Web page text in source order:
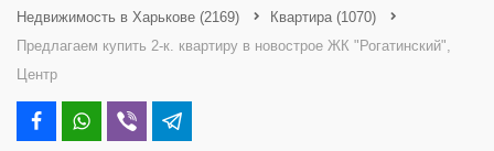
Недвижимость в Харькове (2169) Квартира (1070)
Предлагаем купить 2-к. квартиру в новострое ЖК "Рогатинский",
Центр